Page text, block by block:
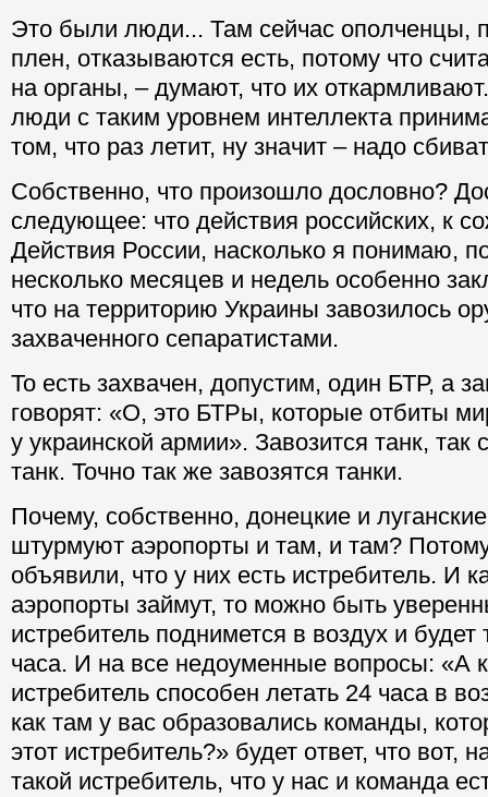
Это были люди... Там сейчас ополченцы,
плен, отказываются есть, потому что
на органы, – думают, что их
люди с таким уровнем интеллекта
том, что раз летит, ну значит – надо
Собственно, что произошло дословно?
следующее: что действия российских, к
Действия России, насколько я понимаю,
несколько месяцев и недель особенно
что на территорию Украины завозилось
захваченного сепаратистами.
То есть захвачен, допустим, один БТР, а
говорят: «О, это БТРы, которые отбиты
у украинской армии». Завозится танк, так
танк. Точно так же завозятся танки.
Почему, собственно, донецкие и
штурмуют аэропорты и там, и там?
объявили, что у них есть истребитель. И
аэропорты займут, то можно быть
истребитель поднимется в воздух и будет
часа. И на все недоуменные вопросы: «А
истребитель способен летать 24 часа в
как там у вас образовались команды,
этот истребитель?» будет ответ, что вот,
такой истребитель, что у нас и команда